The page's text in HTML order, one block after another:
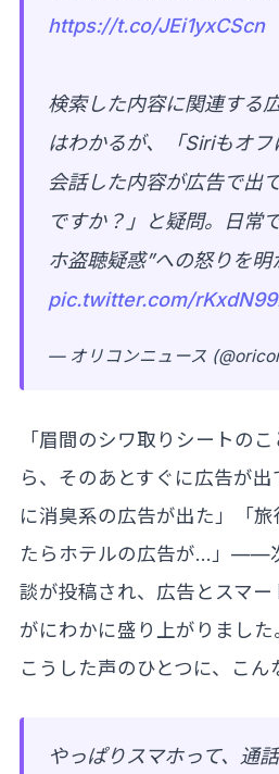
https://t.co/JEi1yxCScn
検索した内容に関連する
はわかるが、「Siriもオフ
会話した内容が広告で出
ですか？」と疑問。日常
ホ盗聴疑惑”への怒りを明
pic.twitter.com/
— オリコンニュース
「眉間のシワ取りシートの
ら、そのあとすぐに広告が
に消臭系の広告が出た」「
たらホテルの広告が…」——
談が投稿され、広告とスマ
がにわかに盛り上がりました
こうした声のひとつに、こん
やっぱりスマホって、通